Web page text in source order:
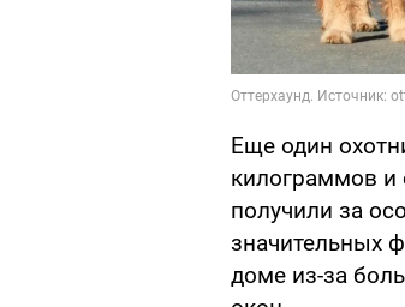
Еще один
килограммов и
получили за
значительных
доме из-за